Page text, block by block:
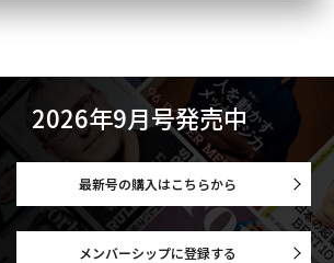
2026年9月号発売中
最新号の購入はこちらから
メンバーシップに登録する